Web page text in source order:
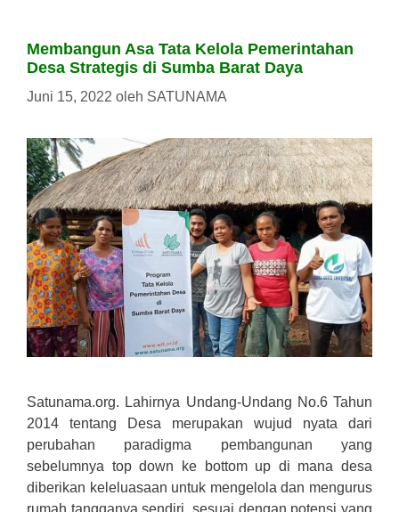
Membangun Asa Tata Kelola Pemerintahan
Desa Strategis di Sumba Barat Daya
Juni 15, 2022 oleh SATUNAMA
Satunama.org. Lahirnya Undang-Undang No.6 Tahun
2014 tentang Desa merupakan wujud nyata dari
perubahan paradigma pembangunan yang
sebelumnya top down ke bottom up di mana desa
diberikan keleluasaan untuk mengelola dan mengurus
rumah tangganya sendiri, sesuai dengan potensi yang